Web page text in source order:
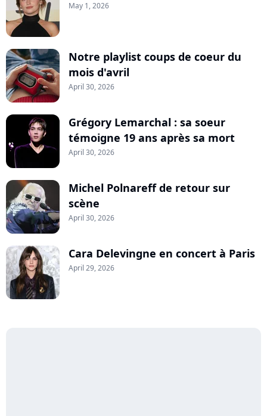
May 1, 2026
Notre playlist coups de coeur du
mois d'avril
April 30, 2026
Grégory Lemarchal : sa soeur
témoigne 19 ans après sa mort
April 30, 2026
Michel Polnareff de retour sur
scène
April 30, 2026
Cara Delevingne en concert à Paris
April 29, 2026